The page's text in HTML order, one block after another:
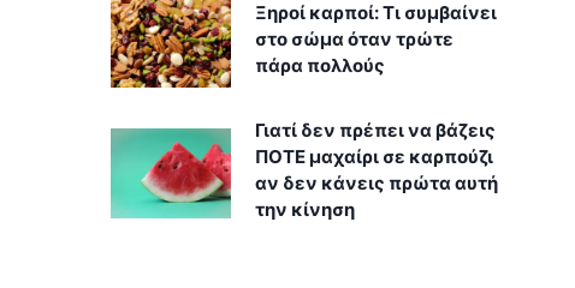
Ξηροί καρποί: Τι συμβαίνει
στο σώμα όταν τρώτε
πάρα πολλούς
Γιατί δεν πρέπει να βάζεις
ΠΟΤΕ μαχαίρι σε καρπούζι
αν δεν κάνεις πρώτα αυτή
την κίνηση